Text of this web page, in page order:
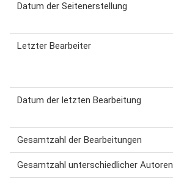
Datum der Seitenerstellung
Letzter Bearbeiter
Datum der letzten Bearbeitung
Gesamtzahl der Bearbeitungen
Gesamtzahl unterschiedlicher Autoren